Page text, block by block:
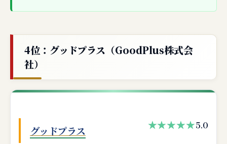
4位：グッドプラス（GoodPlus株式会
社）
グッドプラス ★★★★★5.0